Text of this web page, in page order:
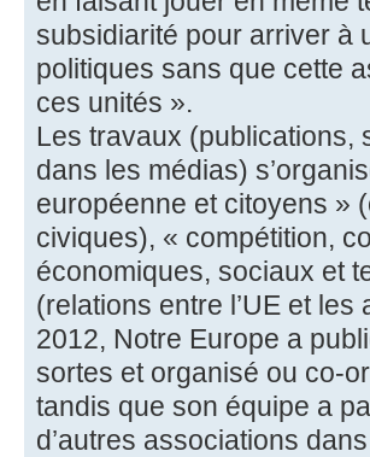
subsidiarité pour arriver à
politiques sans que cette
ces unités ».
Les travaux (publications,
dans les médias)
européenne et citoyens »
civiques), « compétition,
économiques, sociaux et
(relations entre l’UE et
2012, Notre Europe a
sortes et organisé ou co-
tandis que son équipe a
d’autres associations